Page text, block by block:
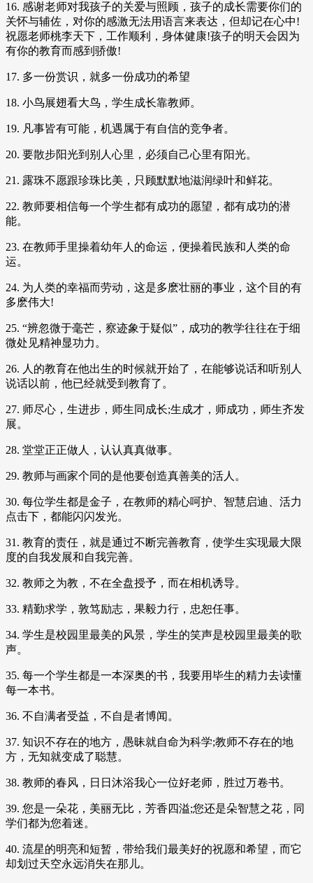
16. 感谢老师对我孩子的关爱与照顾，孩子的成长需要你们的
关怀与辅佐，对你的感激无法用语言来表达，但却记在心中!
祝愿老师桃李天下，工作顺利，身体健康!孩子的明天会因为
有你的教育而感到骄傲!
17. 多一份赏识，就多一份成功的希望
18. 小鸟展翅看大鸟，学生成长靠教师。
19. 凡事皆有可能，机遇属于有自信的竞争者。
20. 要散步阳光到别人心里，必须自己心里有阳光。
21. 露珠不愿跟珍珠比美，只顾默默地滋润绿叶和鲜花。
22. 教师要相信每一个学生都有成功的愿望，都有成功的潜
能。
23. 在教师手里操着幼年人的命运，便操着民族和人类的命
运。
24. 为人类的幸福而劳动，这是多麽壮丽的事业，这个目的有
多麽伟大!
25. “辨忽微于毫芒，察迹象于疑似”，成功的教学往往在于细
微处见精神显功力。
26. 人的教育在他出生的时候就开始了，在能够说话和听别人
说话以前，他已经就受到教育了。
27. 师尽心，生进步，师生同成长;生成才，师成功，师生齐发
展。
28. 堂堂正正做人，认认真真做事。
29. 教师与画家个同的是他要创造真善美的活人。
30. 每位学生都是金子，在教师的精心呵护、智慧启迪、活力
点击下，都能闪闪发光。
31. 教育的责任，就是通过不断完善教育，使学生实现最大限
度的自我发展和自我完善。
32. 教师之为教，不在全盘授予，而在相机诱导。
33. 精勤求学，敦笃励志，果毅力行，忠恕任事。
34. 学生是校园里最美的风景，学生的笑声是校园里最美的歌
声。
35. 每一个学生都是一本深奥的书，我要用毕生的精力去读懂
每一本书。
36. 不自满者受益，不自是者博闻。
37. 知识不存在的地方，愚昧就自命为科学;教师不存在的地
方，无知就变成了聪慧。
38. 教师的春风，日日沐浴我心一位好老师，胜过万卷书。
39. 您是一朵花，美丽无比，芳香四溢;您还是朵智慧之花，同
学们都为您着迷。
40. 流星的明亮和短暂，带给我们最美好的祝愿和希望，而它
却划过天空永远消失在那儿。